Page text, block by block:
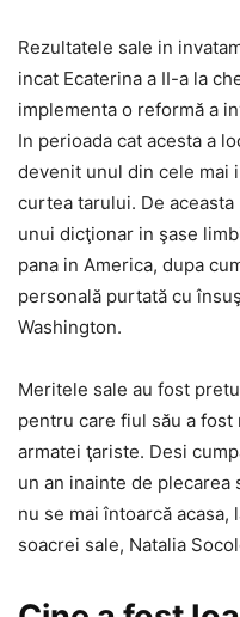
Rezultatele sale in
incat Ecaterina a II-a la
implementa o reformă a
In perioada cat acesta a
devenit unul din cele mai
curtea tarului. De
unui dicţionar in şase
pana in America, dupa
personală purtată cu
Washington.
Meritele sale au fost
pentru care fiul său a
armatei ţariste. Desi
un an inainte de plecarea
nu se mai întoarcă
soacrei sale, Natalia